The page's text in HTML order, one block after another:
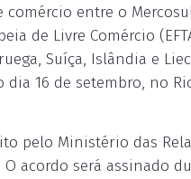
comércio entre o
de Livre Comércio
Suíça, Islândia e
dia 16 de setembro, no
pelo Ministério das
O acordo será assinado